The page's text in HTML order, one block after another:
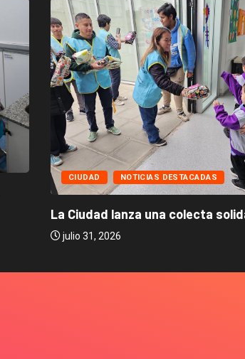
CIUDAD NOTICIAS DESTACADAS
La Ciudad lanza una colecta
julio 31, 2026